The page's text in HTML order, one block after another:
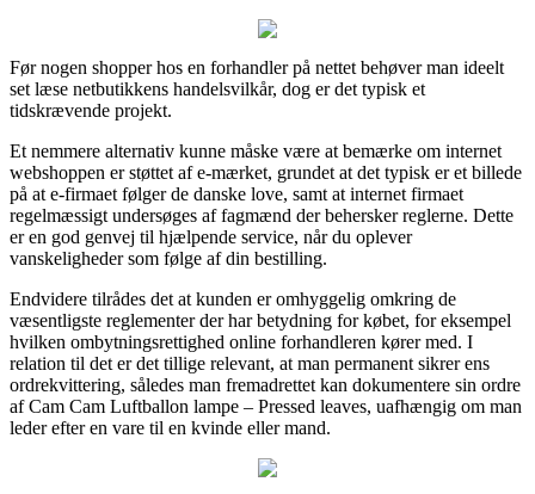
Før nogen shopper hos en forhandler på nettet behøver man ideelt
set læse netbutikkens handelsvilkår, dog er det typisk et
tidskrævende projekt.
Et nemmere alternativ kunne måske være at bemærke om internet
webshoppen er støttet af e-mærket, grundet at det typisk er et billede
på at e-firmaet følger de danske love, samt at internet firmaet
regelmæssigt undersøges af fagmænd der behersker reglerne. Dette
er en god genvej til hjælpende service, når du oplever
vanskeligheder som følge af din bestilling.
Endvidere tilrådes det at kunden er omhyggelig omkring de
væsentligste reglementer der har betydning for købet, for eksempel
hvilken ombytningsrettighed online forhandleren kører med. I
relation til det er det tillige relevant, at man permanent sikrer ens
ordrekvittering, således man fremadrettet kan dokumentere sin ordre
af Cam Cam Luftballon lampe – Pressed leaves, uafhængig om man
leder efter en vare til en kvinde eller mand.